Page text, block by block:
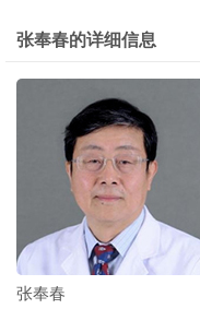
张奉春的详细信息
张奉春